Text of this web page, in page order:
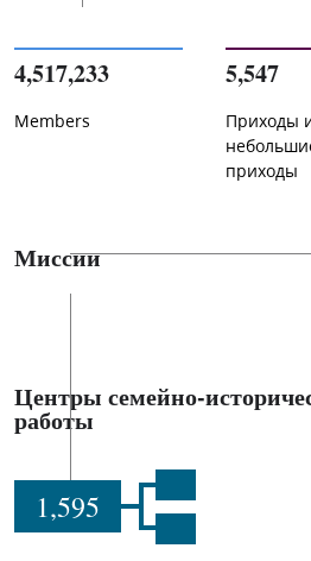
4,517,233
Members
5,547
Приходы
приходы
Миссии
Центры семейно-
работы
1,595